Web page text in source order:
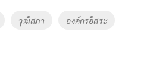
วุฒิสภา องค์กรอิสระ